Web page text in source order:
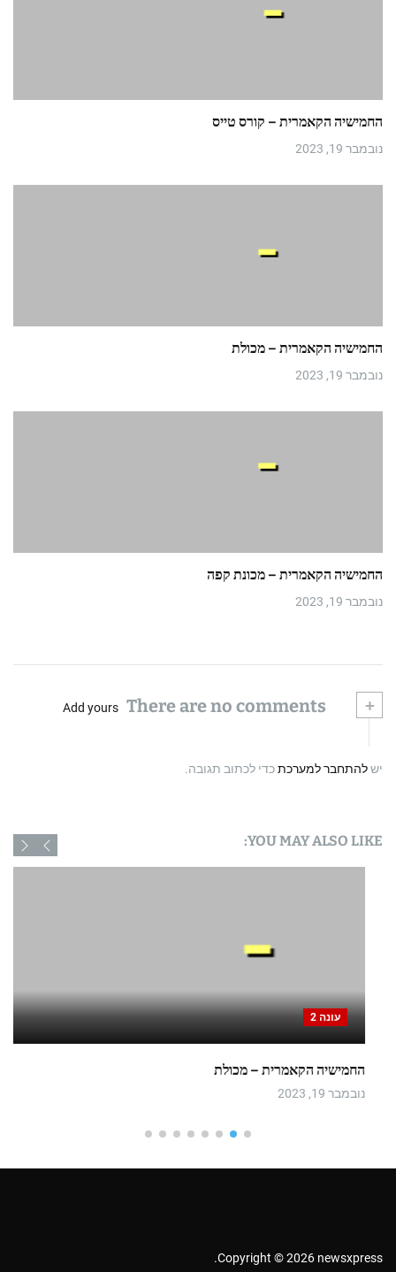
החמישיה הקאמרית – קורס טייס
נובמבר 19, 2023
החמישיה הקאמרית – מכולת
נובמבר 19, 2023
החמישיה הקאמרית – מכונת קפה
נובמבר 19, 2023
+
Add yours
ישלהתחבר למערכתכדי לכתוב תגובה.
YOU MAY ALSO LIKE:
עונה 2
החמישיה הקאמרית – מכולת
נובמבר 19, 2023
Copyright © 2026 newsxpress.